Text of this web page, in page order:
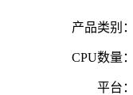
产品类别：
CPU数量：
平台：